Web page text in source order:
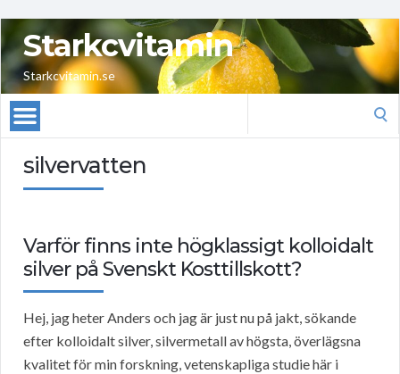
Starkcvitamin
Starkcvitamin.se
silvervatten
Varför finns inte högklassigt kolloidalt
silver på Svenskt Kosttillskott?
Hej, jag heter Anders och jag är just nu på jakt, sökande
efter kolloidalt silver, silvermetall av högsta, överlägsna
kvalitet för min forskning, vetenskapliga studie här i